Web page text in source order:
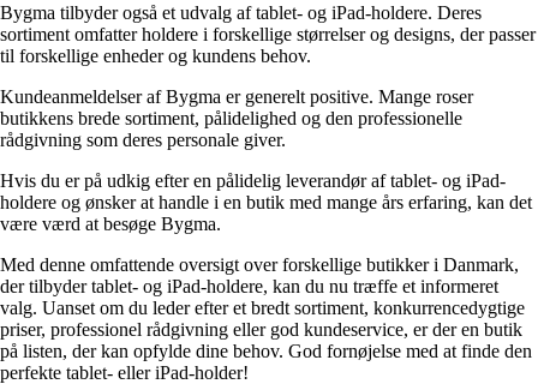
Bygma tilbyder også et udvalg af tablet- og iPad-holdere. Deres
sortiment omfatter holdere i forskellige størrelser og designs, der passer
til forskellige enheder og kundens behov.
Kundeanmeldelser af Bygma er generelt positive. Mange roser
butikkens brede sortiment, pålidelighed og den professionelle
rådgivning som deres personale giver.
Hvis du er på udkig efter en pålidelig leverandør af tablet- og iPad-
holdere og ønsker at handle i en butik med mange års erfaring, kan det
være værd at besøge Bygma.
Med denne omfattende oversigt over forskellige butikker i Danmark,
der tilbyder tablet- og iPad-holdere, kan du nu træffe et informeret
valg. Uanset om du leder efter et bredt sortiment, konkurrencedygtige
priser, professionel rådgivning eller god kundeservice, er der en butik
på listen, der kan opfylde dine behov. God fornøjelse med at finde den
perfekte tablet- eller iPad-holder!